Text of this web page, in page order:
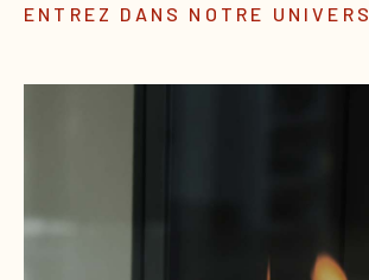
ENTREZ DANS NOTRE UNIVERS